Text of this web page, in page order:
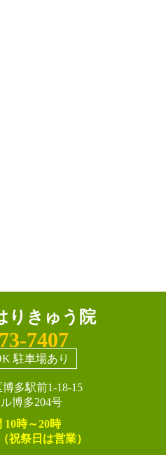
りきゅう院
7407
駐車場あり
多駅前1-18-15
博多204号
10時～20時
祝祭日は営業）